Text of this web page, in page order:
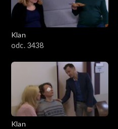
Klan
odc. 3438
Klan